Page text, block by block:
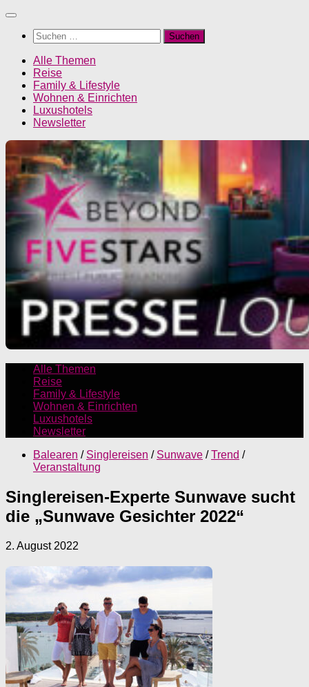
Unter
Inhalt
Suchen
nach:
Alle Themen
Reise
Family & Lifestyle
Wohnen & Einrichten
Luxushotels
Newsletter
Alle Themen
Reise
Family & Lifestyle
Wohnen & Einrichten
Luxushotels
Newsletter
Balearen / Singlereisen / Sunwave / Trend /
Veranstaltung
Singlereisen-Experte Sunwave sucht
die „Sunwave Gesichter 2022“
2. August 2022